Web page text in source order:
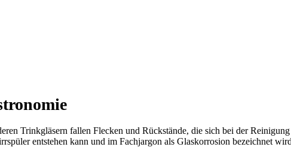
Trinkgläsern fallen Flecken und Rückstände, die sich bei der Reinigung
entstehen kann und im Fachjargon als Glaskorrosion bezeichnet